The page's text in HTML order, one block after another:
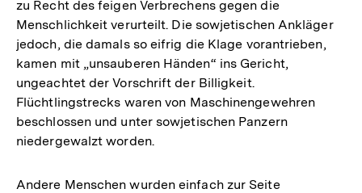
zu Recht des feigen Verbrechens gegen die
Menschlichkeit verurteilt. Die sowjetischen Ankläger
jedoch, die damals so eifrig die Klage vorantrieben,
kamen mit „unsauberen Händen“ ins Gericht,
ungeachtet der Vorschrift der Billigkeit.
Flüchtlingstrecks waren von Maschinengewehren
beschlossen und unter sowjetischen Panzern
niedergewalzt worden.
Andere Menschen wurden einfach zur Seite